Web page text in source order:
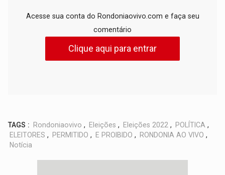
Acesse sua conta do Rondoniaovivo.com e faça seu
comentário
Clique aqui para entrar
TAGS : Rondoniaovivo , Eleições , Eleições 2022 , POLÍTICA ,
ELEITORES , PERMITIDO , E PROIBIDO , RONDONIA AO VIVO ,
Notícia